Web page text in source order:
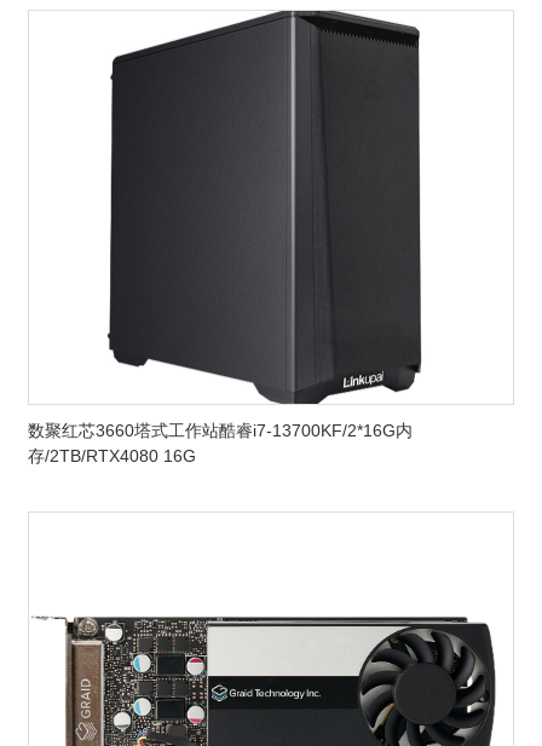
数聚红芯3660塔式工作站酷睿i7-13700KF/2*16G内
存/2TB/RTX4080 16G